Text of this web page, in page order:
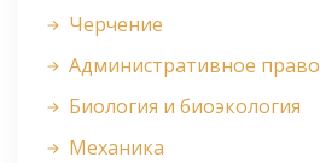
Черчение
Административное право
Биология и биоэкология
Механика